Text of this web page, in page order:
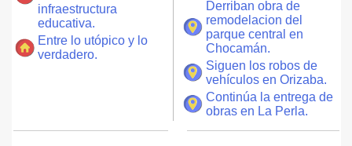
infraestructura
educativa.
Entre lo utópico y lo
verdadero.
Derriban obra de
remodelacion del
parque central en
Chocamán.
Siguen los robos de
vehículos en Orizaba.
Continúa la entrega de
obras en La Perla.